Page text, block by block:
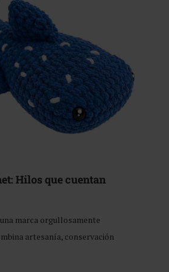
Hilos que cuentan
marca orgullosamente
artesanía, conservación